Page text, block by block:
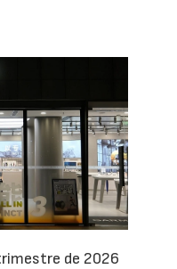
de 2026